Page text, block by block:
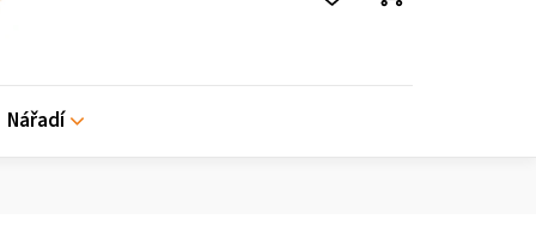
NÁKUPNÍ
KOŠÍK
Nářadí